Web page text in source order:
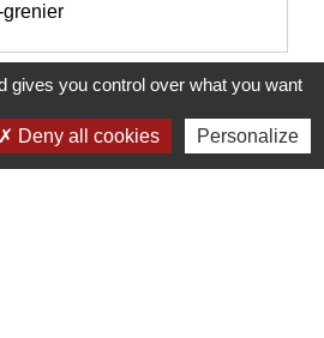
une erreur sur cette page
gives you control over what you want
Deny all cookies Personalize